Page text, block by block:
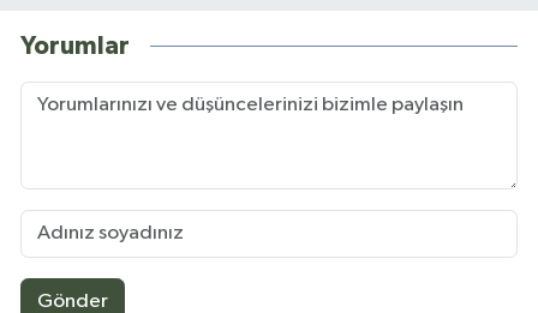
Yorumlar
Gönder